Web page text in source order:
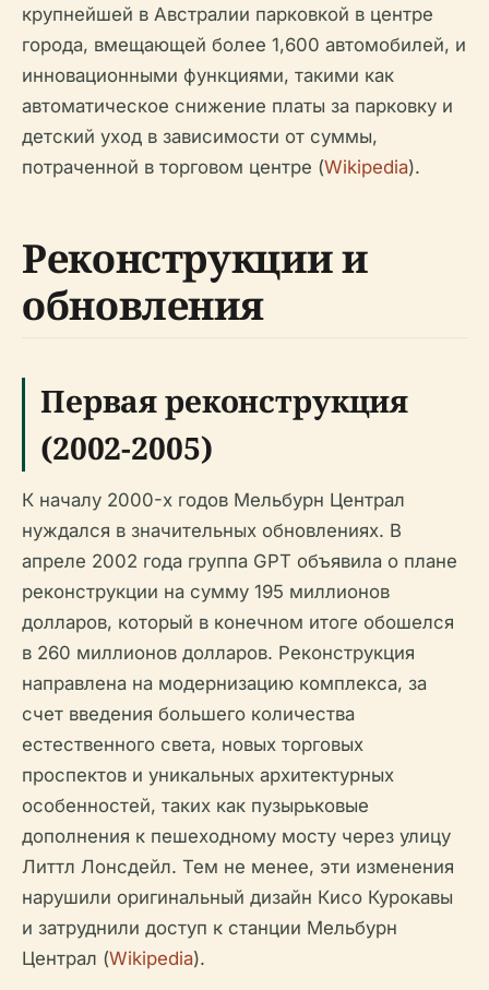
крупнейшей в Австралии парковкой в центре
города, вмещающей более 1,600 автомобилей, и
инновационными функциями, такими как
автоматическое снижение платы за парковку и
детский уход в зависимости от суммы,
потраченной в торговом центре (Wikipedia).
Реконструкции и
обновления
Первая реконструкция
(2002-2005)
К началу 2000-х годов Мельбурн Централ
нуждался в значительных обновлениях. В
апреле 2002 года группа GPT объявила о плане
реконструкции на сумму 195 миллионов
долларов, который в конечном итоге обошелся
в 260 миллионов долларов. Реконструкция
направлена на модернизацию комплекса, за
счет введения большего количества
естественного света, новых торговых
проспектов и уникальных архитектурных
особенностей, таких как пузырьковые
дополнения к пешеходному мосту через улицу
Литтл Лонсдейл. Тем не менее, эти изменения
нарушили оригинальный дизайн Кисо Курокавы
и затруднили доступ к станции Мельбурн
Централ (Wikipedia).